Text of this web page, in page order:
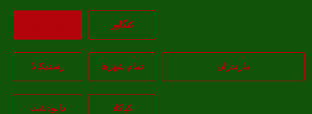
کنگاور
مازندران تمام شهر‌ها رستمکالا
کیاکلا دابودشت